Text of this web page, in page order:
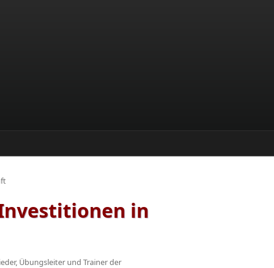
in
Übungsleiter und Trainer der